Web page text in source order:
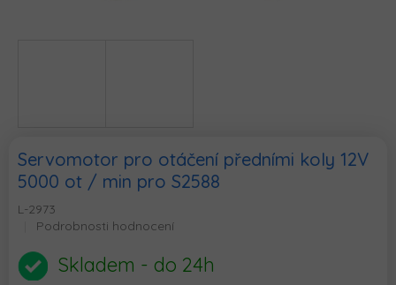
Servomotor pro otáčení předními koly 12V
5000 ot / min pro S2588
L-2973
Průměrné
produktu
je
Podrobnosti hodnocení
Skladem - do 24h